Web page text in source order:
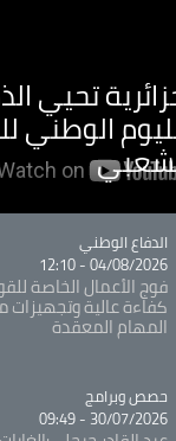
تحيي
الوطني
Catégorie
الدفاع الوطني
04/08/2026 - 12:10
فوج الأعمال الخاصة
كفاءة عالية وتجهيزات
المهام المعقدة
Catégorie
حصص وبرامج
30/07/2026 - 09:49